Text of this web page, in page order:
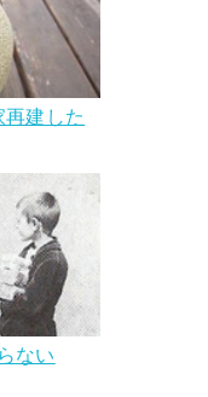
再建した
ない